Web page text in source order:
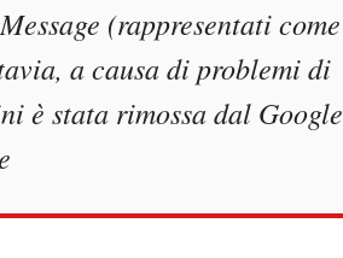
(rappresentati come
a causa di problemi di
è stata rimossa dal Google